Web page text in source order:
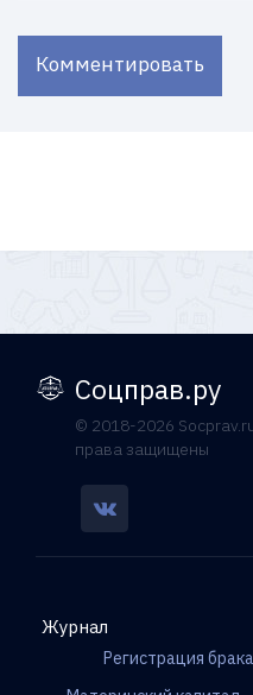
Комментировать
Соцправ.ру
© 2018-2026
права защищены
Журнал
Регистрация брака